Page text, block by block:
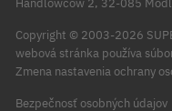
Handlowców 2, 32-085
Copyright © 2003-2026
webová stránka používa
Zmena nastavenia ochrany
Bezpečnosť osobných údajov